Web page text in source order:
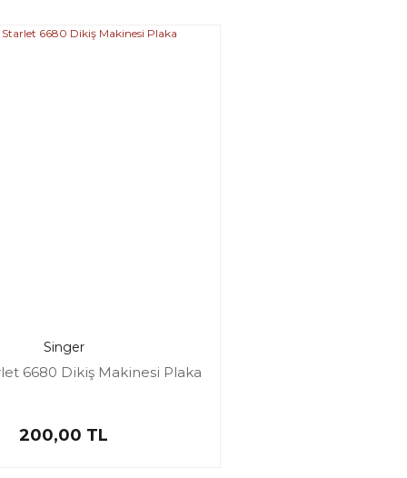
Singer
6680 Dikiş Makinesi Plaka
200,00 TL